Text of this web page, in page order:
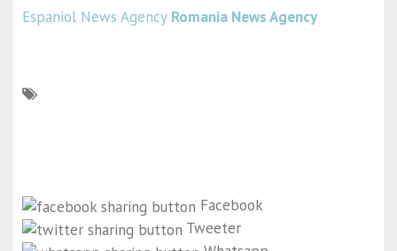
Espaniol News Agency Romania News Agency
Facebook
Tweeter